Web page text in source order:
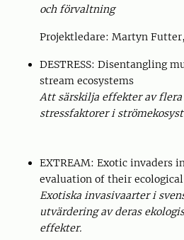
och förvaltning
Projektledare: Martyn Futter,
DESTRESS: Disentangling
stream ecosystems
Att särskilja effekter av
stressfaktorer i
EXTREAM: Exotic invaders
evaluation of their
Exotiska invasivaarter i
utvärdering av deras
effekter.